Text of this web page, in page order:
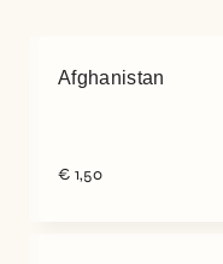
Afghanistan
€ 1,50